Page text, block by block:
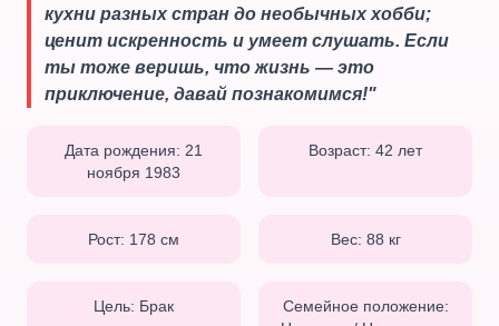
кухни разных стран до необычных хобби;
ценит искренность и умеет слушать. Если
ты тоже веришь, что жизнь — это
приключение, давай познакомимся!"
Дата рождения: 21
ноября 1983
Возраст: 42 лет
Рост: 178 см Вес: 88 кг
Цель: Брак
Семейное положение: